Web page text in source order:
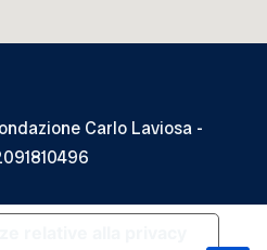
Carlo Laviosa -
relative alla privacy